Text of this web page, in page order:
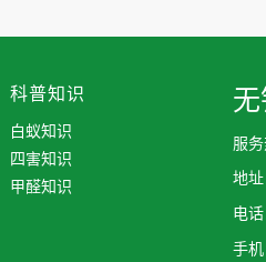
科普知识
白蚁知识
四害知识
甲醛知识
服
地
电
手